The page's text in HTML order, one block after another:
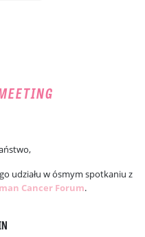
udziału w ósmym spotkaniu z
Cancer Forum.